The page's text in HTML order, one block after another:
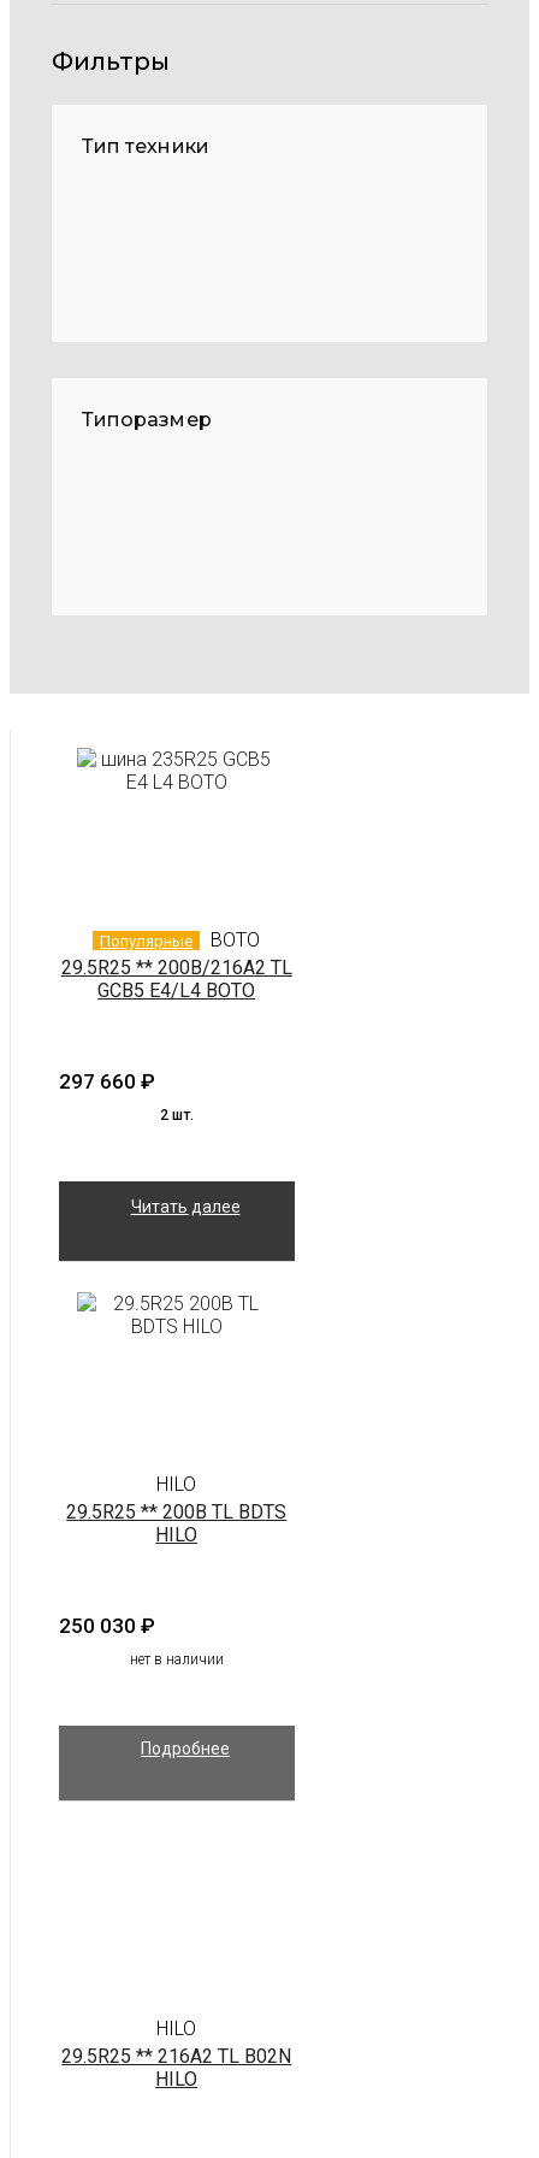
Фильтры
Тип техники
Типоразмер
Популярные
BOTO
29.5R25 ** 200B/216A2 TL
GCB5 E4/L4 BOTO
297 660 ₽
2 шт.
Читать далее
HILO
29.5R25 ** 200B TL BDTS
HILO
250 030 ₽
нет в наличии
Подробнее
HILO
29.5R25 ** 216A2 TL B02N
HILO